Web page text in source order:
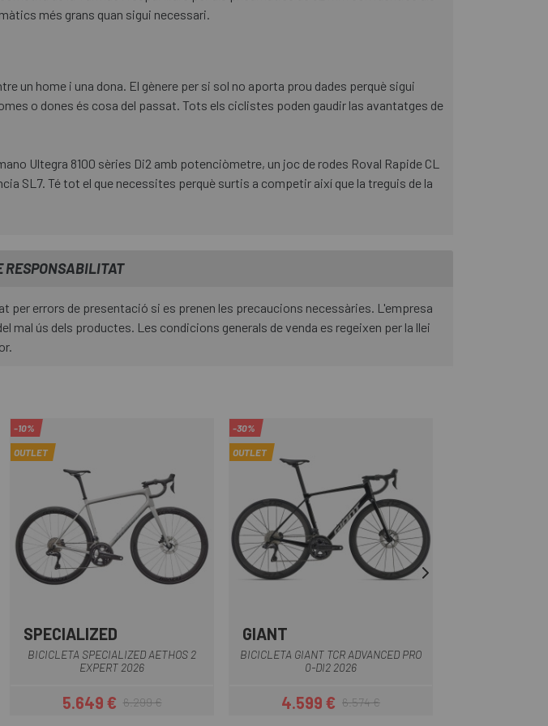
més grans quan sigui necessari.
un home i una dona. El gènere per si sol no aporta prou dades perquè sigui
o dones és cosa del passat. Tots els ciclistes poden gaudir las avantatges de
Ultegra 8100 sèries Di2 amb potenciòmetre, un joc de rodes Roval Rapide CL
SL7. Té tot el que necessites perquè surtis a competir així que la treguis de la
RESPONSABILITAT
errors de presentació si es prenen les precaucions necessàries. L'empresa
ús dels productes. Les condicions generals de venda es regeixen per la llei
Gris
-10%
OUTLET
SPECIALIZED
BICICLETA SPECIALIZED AETHOS 2
EXPERT 2026
Preu
5.649 €Preu regular
6.299 €
-30%
OUTLET
GIANT
BICICLETA GIANT TCR ADVANCED PRO
0-DI2 2026
Preu
4.599 €Preu regular
6.574 €